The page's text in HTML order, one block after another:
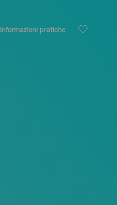
Informazioni pratiche